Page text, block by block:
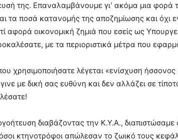
της. Επαναλαμβάνουμε γι’ ακόμα μια φορά
τα ποσά κατανομής της αποζημίωσης και όχι
αφορά οικονομική ζημιά που εσείς ως
με τα περιοριστικά μέτρα που
χρησιμοποιήσατε λέγεται «ενίσχυση
με δική σας ευθύνη και δεν αλλάζει σε
διαβάζοντας την Κ.Υ.Α., διαπιστώσαμε
κτηνοτρόφοι απώλεσαν το ζωικό τους